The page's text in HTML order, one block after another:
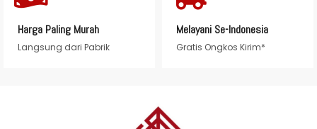
Harga Paling Murah
Langsung dari Pabrik
Melayani Se-Indonesia
Gratis Ongkos Kirim*